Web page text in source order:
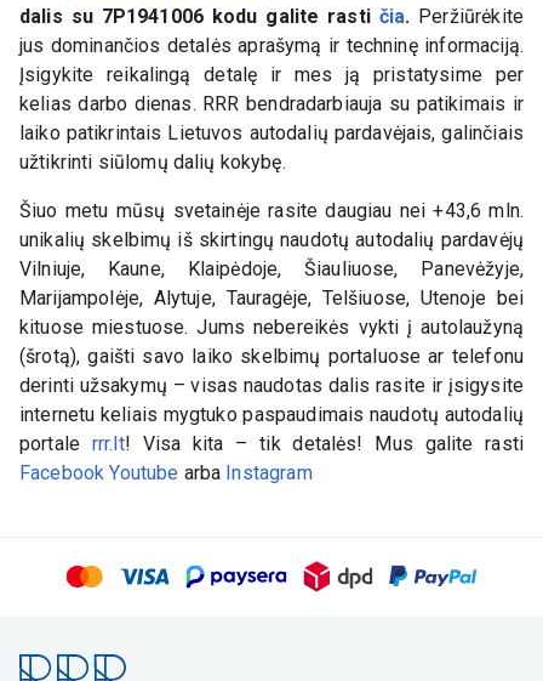
dalis su 7P1941006 kodu galite rasti čia. Peržiūrėkite
jus dominančios detalės aprašymą ir techninę informaciją.
Įsigykite reikalingą detalę ir mes ją pristatysime per
kelias darbo dienas. RRR bendradarbiauja su patikimais ir
laiko patikrintais Lietuvos autodalių pardavėjais, galinčiais
užtikrinti siūlomų dalių kokybę.
Šiuo metu mūsų svetainėje rasite daugiau nei +43,6 mln.
unikalių skelbimų iš skirtingų naudotų autodalių pardavėjų
Vilniuje, Kaune, Klaipėdoje, Šiauliuose, Panevėžyje,
Marijampolėje, Alytuje, Tauragėje, Telšiuose, Utenoje bei
kituose miestuose. Jums nebereikės vykti į autolaužyną
(šrotą), gaišti savo laiko skelbimų portaluose ar telefonu
derinti užsakymų – visas naudotas dalis rasite ir įsigysite
internetu keliais mygtuko paspaudimais naudotų autodalių
portale rrr.lt! Visa kita – tik detalės! Mus galite rasti
Facebook Youtube arba Instagram